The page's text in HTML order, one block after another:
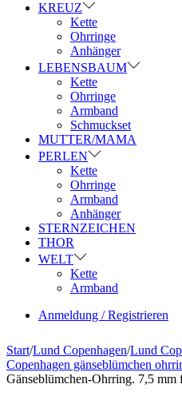
KREUZ
Kette
Ohrringe
Anhänger
LEBENSBAUM
Kette
Ohrringe
Armband
Schmuckset
MUTTER/MAMA
PERLEN
Kette
Ohrringe
Armband
Anhänger
STERNZEICHEN
THOR
WELT
Kette
Armband
Anmeldung / Registrieren
Start/Lund Copenhagen/Lund
Copenhagen gänseblümchen
Gänseblümchen-Ohrring. 7,5 mm